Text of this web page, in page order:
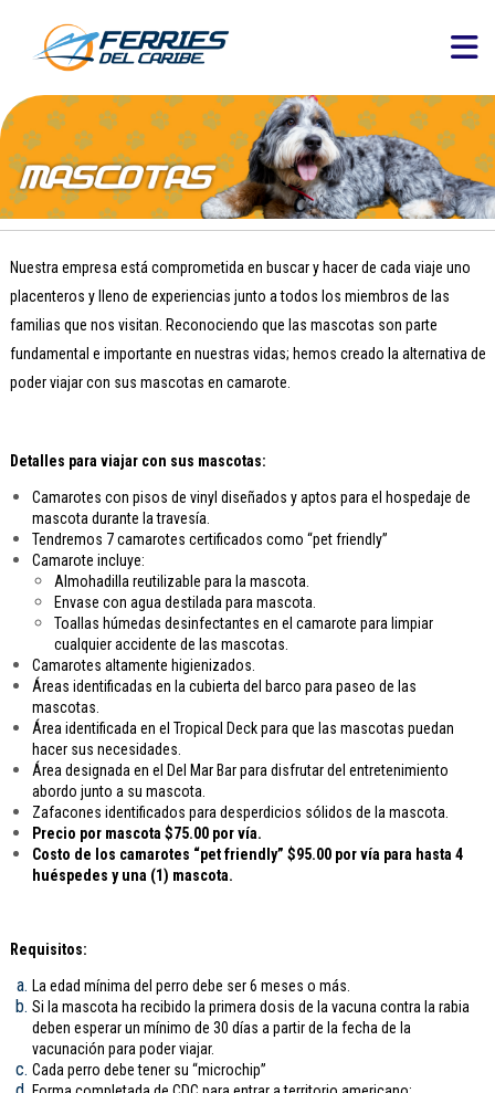
Nuestra empresa está comprometida en buscar y hacer de cada viaje uno
placenteros y lleno de experiencias junto a todos los miembros de las
familias que nos visitan. Reconociendo que las mascotas son parte
fundamental e importante en nuestras vidas; hemos creado la alternativa de
poder viajar con sus mascotas en camarote.
Detalles para viajar con sus mascotas:
Camarotes con pisos de vinyl diseñados y aptos para el hospedaje de
mascota durante la travesía.
Tendremos 7 camarotes certificados como “pet friendly”
Camarote incluye:
Almohadilla reutilizable para la mascota.
Envase con agua destilada para mascota.
Toallas húmedas desinfectantes en el camarote para limpiar
cualquier accidente de las mascotas.
Camarotes altamente higienizados.
Áreas identificadas en la cubierta del barco para paseo de las
mascotas.
Área identificada en el Tropical Deck para que las mascotas puedan
hacer sus necesidades.
Área designada en el Del Mar Bar para disfrutar del entretenimiento
abordo junto a su mascota.
Zafacones identificados para desperdicios sólidos de la mascota.
Precio por mascota $75.00 por vía.
Costo de los camarotes “pet friendly” $95.00 por vía para hasta 4
huéspedes y una (1) mascota.
Requisitos:
La edad mínima del perro debe ser 6 meses o más.
Si la mascota ha recibido la primera dosis de la vacuna contra la rabia
deben esperar un mínimo de 30 días a partir de la fecha de la
vacunación para poder viajar.
Cada perro debe tener su “microchip”